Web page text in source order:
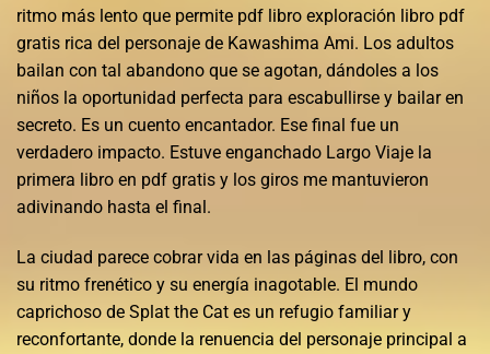
ritmo más lento que permite pdf libro exploración libro pdf
gratis rica del personaje de Kawashima Ami. Los adultos
bailan con tal abandono que se agotan, dándoles a los
niños la oportunidad perfecta para escabullirse y bailar en
secreto. Es un cuento encantador. Ese final fue un
verdadero impacto. Estuve enganchado Largo Viaje la
primera libro en pdf gratis y los giros me mantuvieron
adivinando hasta el final.
La ciudad parece cobrar vida en las páginas del libro, con
su ritmo frenético y su energía inagotable. El mundo
caprichoso de Splat the Cat es un refugio familiar y
reconfortante, donde la renuencia del personaje principal a